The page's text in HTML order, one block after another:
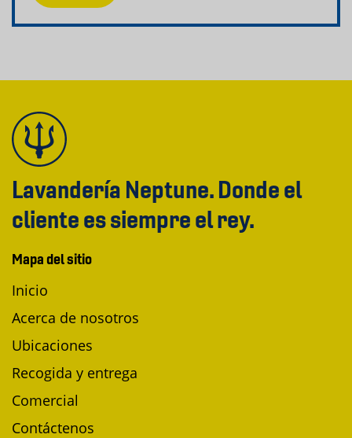
Lavandería Neptune. Donde el
cliente es siempre el rey.
Mapa del sitio
Inicio
Acerca de nosotros
Ubicaciones
Recogida y entrega
Comercial
Contáctenos